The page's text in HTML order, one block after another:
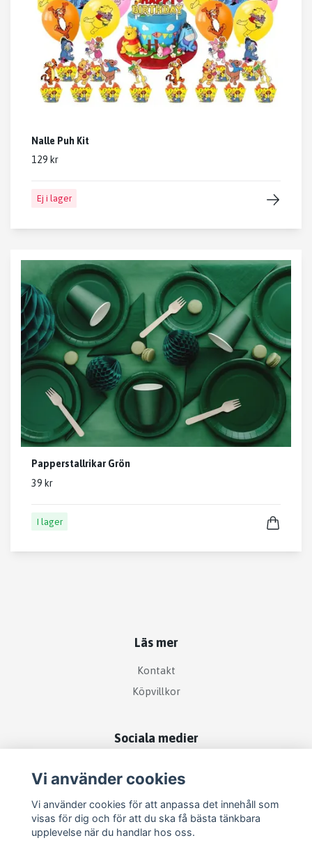
Nalle Puh Kit
129 kr
Ej i lager
Papperstallrikar Grön
39 kr
I lager
Läs mer
Kontakt
Köpvillkor
Sociala medier
Vi använder cookies
Vi använder cookies för att anpassa det innehåll som
visas för dig och för att du ska få bästa tänkbara
upplevelse när du handlar hos oss.